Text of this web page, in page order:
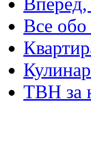
Все обо
ТВН за